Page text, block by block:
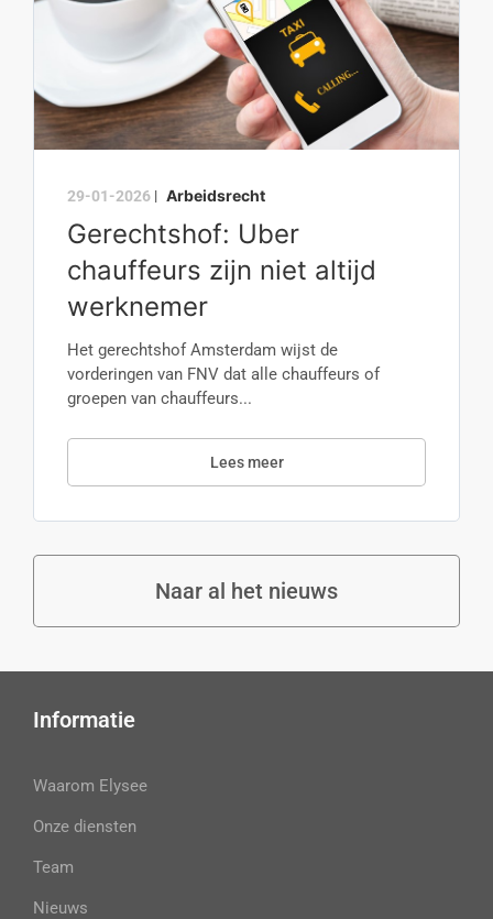
29-01-2026 | Arbeidsrecht
Gerechtshof: Uber
chauffeurs zijn niet altijd
werknemer
Het gerechtshof Amsterdam wijst de
vorderingen van FNV dat alle chauffeurs of
groepen van chauffeurs...
Lees meer
Naar al het nieuws
Informatie
Waarom Elysee
Onze diensten
Team
Nieuws